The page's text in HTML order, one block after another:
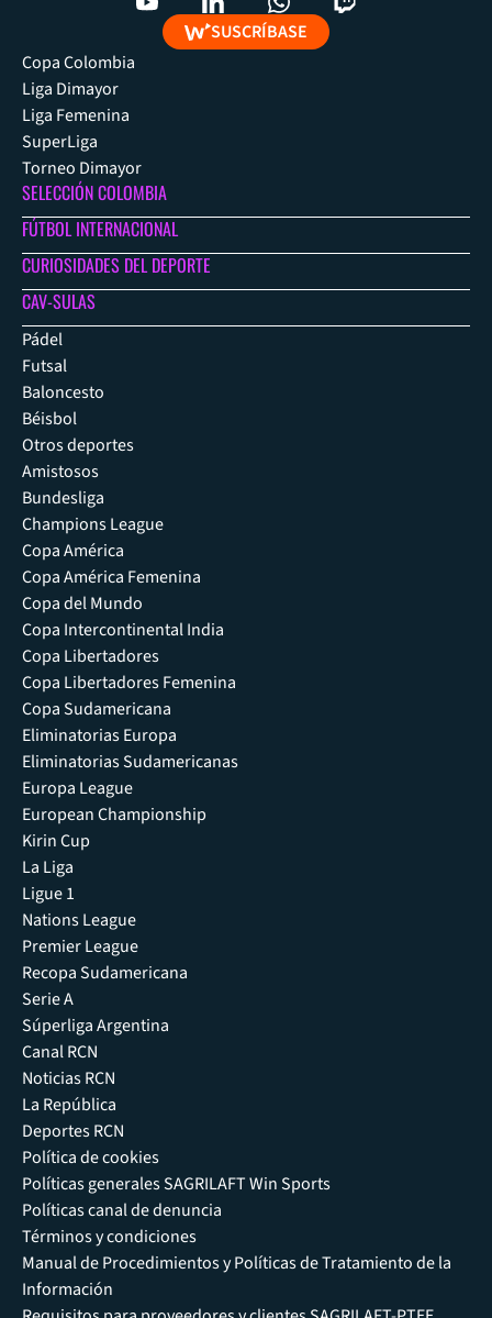
SUSCRÍBASE
Copa Colombia
Liga Dimayor
Liga Femenina
SuperLiga
Torneo Dimayor
SELECCIÓN COLOMBIA
FÚTBOL INTERNACIONAL
CURIOSIDADES DEL DEPORTE
CAV-SULAS
Pádel
Futsal
Baloncesto
Béisbol
Otros deportes
Amistosos
Bundesliga
Champions League
Copa América
Copa América Femenina
Copa del Mundo
Copa Intercontinental India
Copa Libertadores
Copa Libertadores Femenina
Copa Sudamericana
Eliminatorias Europa
Eliminatorias Sudamericanas
Europa League
European Championship
Kirin Cup
La Liga
Ligue 1
Nations League
Premier League
Recopa Sudamericana
Serie A
Súperliga Argentina
Canal RCN
Noticias RCN
La República
Deportes RCN
Política de cookies
Políticas generales SAGRILAFT Win Sports
Políticas canal de denuncia
Términos y condiciones
Manual de Procedimientos y Políticas de Tratamiento de la
Información